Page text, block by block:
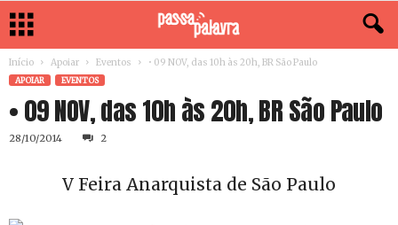
Início Apoiar Eventos • 09 NOV, das 10h às 20h, BR São Paulo
APOIAR EVENTOS
• 09 NOV, das 10h às 20h, BR São Paulo
28/10/2014 2
V Feira Anarquista de São Paulo